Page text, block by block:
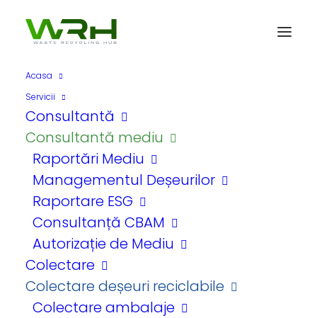
Acasa
Servicii
Consultantă
Consultantă mediu
Raportări Mediu
Managementul Deșeurilor
Raportare ESG
Consultanță CBAM
Autorizație de Mediu
Colectare
Colectare deșeuri reciclabile
Colectare ambalaje
Noutăți, sfaturi și
informații utile
Contactează-ne